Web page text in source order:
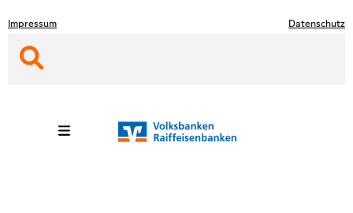
Zum
springen
Impressum Datenschutz